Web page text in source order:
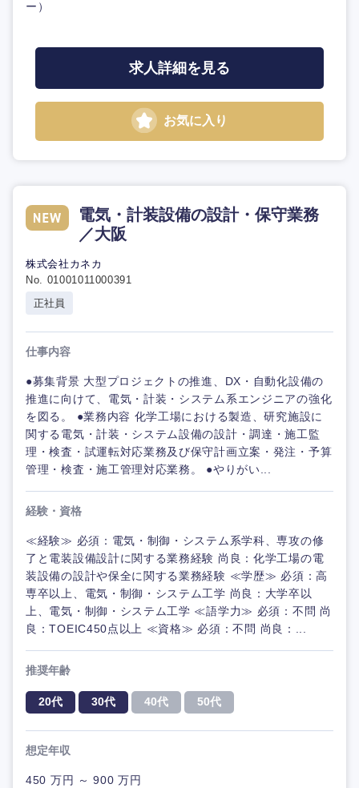
ー）
求人詳細を見る
お気に入り
電気・計装設備の設計・保守業務
／大阪
株式会社カネカ
No. 01001011000391
正社員
仕事内容
●募集背景 大型プロジェクトの推進、DX・自動化設備の
推進に向けて、電気・計装・システム系エンジニアの強化
を図る。 ●業務内容 化学工場における製造、研究施設に
関する電気・計装・システム設備の設計・調達・施工監
理・検査・試運転対応業務及び保守計画立案・発注・予算
管理・検査・施工管理対応業務。 ●やりがい...
経験・資格
≪経験≫ 必須：電気・制御・システム系学科、専攻の修
了と電装設備設計に関する業務経験 尚良：化学工場の電
装設備の設計や保全に関する業務経験 ≪学歴≫ 必須：高
専卒以上、電気・制御・システム工学 尚良：大学卒以
上、電気・制御・システム工学 ≪語学力≫ 必須：不問 尚
良：TOEIC450点以上 ≪資格≫ 必須：不問 尚良：...
推奨年齢
20代 30代 40代 50代
想定年収
450 万円 ～ 900 万円